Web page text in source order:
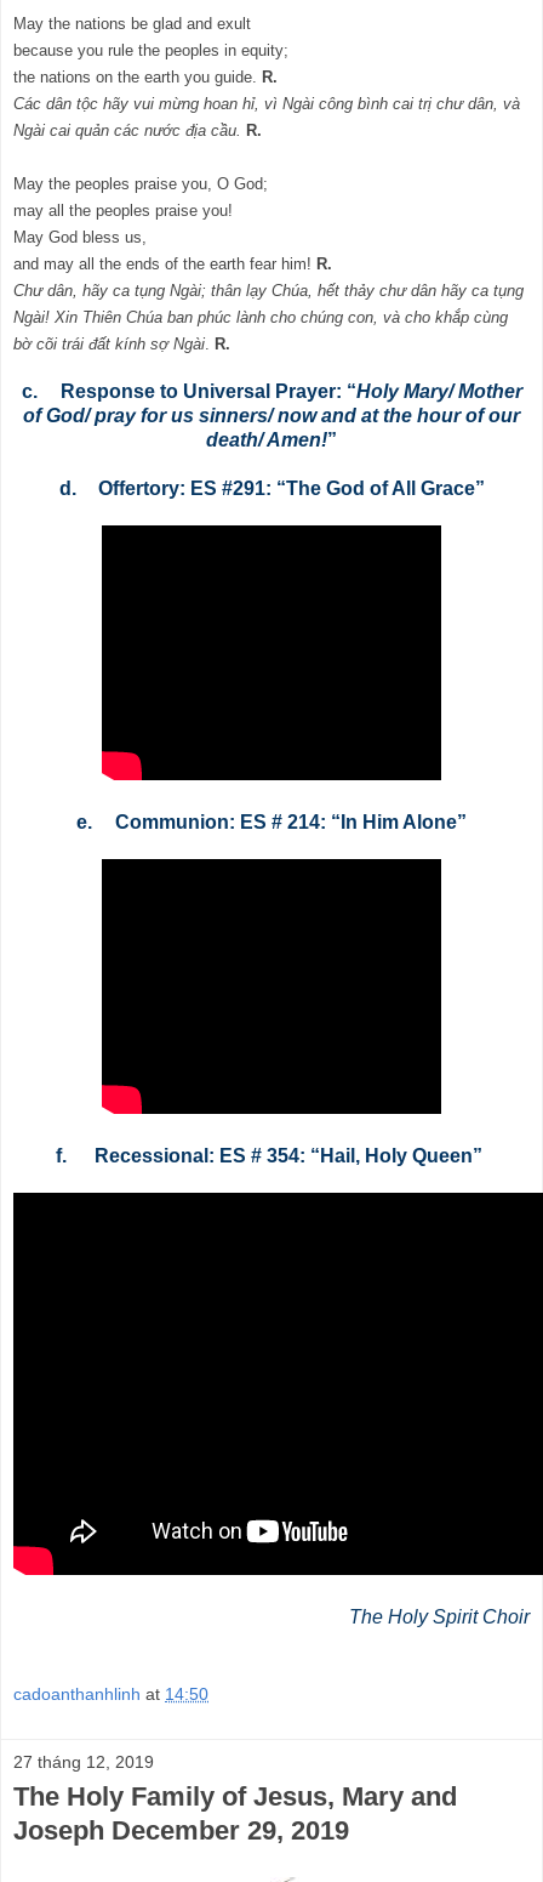
May the nations be glad and exult
because you rule the peoples in equity;
the nations on the earth you guide. R.
Các dân tộc hãy vui mừng hoan hỉ, vì Ngài công bình cai trị chư dân, và
Ngài cai quản các nước địa cầu. R.
May the peoples praise you, O God;
may all the peoples praise you!
May God bless us,
and may all the ends of the earth fear him! R.
Chư dân, hãy ca tụng Ngài; thân lạy Chúa, hết thảy chư dân hãy ca tụng
Ngài! Xin Thiên Chúa ban phúc lành cho chúng con, và cho khắp cùng
bờ cõi trái đất kính sợ Ngài. R.
c. Response to Universal Prayer: “Holy Mary/ Mother
of God/ pray for us sinners/ now and at the hour of our
death/ Amen!”
d. Offertory: ES #291: “The God of All Grace”
e. Communion: ES # 214: “In Him Alone”
f. Recessional: ES # 354: “Hail, Holy Queen”
The Holy Spirit Choir
cadoanthanhlinh at 14:50
27 tháng 12, 2019
The Holy Family of Jesus, Mary and
Joseph December 29, 2019